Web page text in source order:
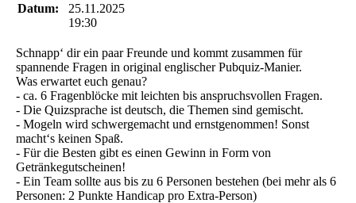
Datum:
25.11.2025
19:30
Schnapp‘ dir ein paar Freunde und kommt zusammen für
spannende Fragen in original englischer Pubquiz-Manier.
Was erwartet euch genau?
- ca. 6 Fragenblöcke mit leichten bis anspruchsvollen Fragen.
- Die Quizsprache ist deutsch, die Themen sind gemischt.
- Mogeln wird schwergemacht und ernstgenommen! Sonst
macht‘s keinen Spaß.
- Für die Besten gibt es einen Gewinn in Form von
Getränkegutscheinen!
- Ein Team sollte aus bis zu 6 Personen bestehen (bei mehr als 6
Personen: 2 Punkte Handicap pro Extra-Person)